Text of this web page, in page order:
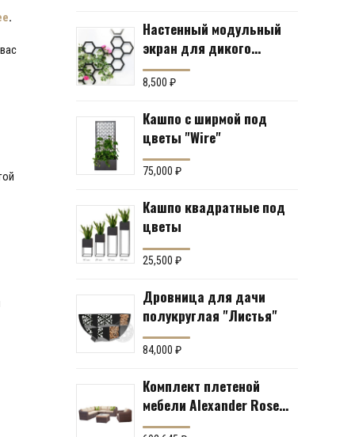
.
Настенный модульный
экран для дикого
винограда "Коллекция
Соты"
8,500 ₽
Кашпо с ширмой под
цветы "Wire"
75,000 ₽
Кашпо квадратные под
цветы
25,500 ₽
Дровница для дачи
полукруглая "Листья"
84,000 ₽
Комплект плетеной
мебели Alexander Rose
№43 (мебельная группа